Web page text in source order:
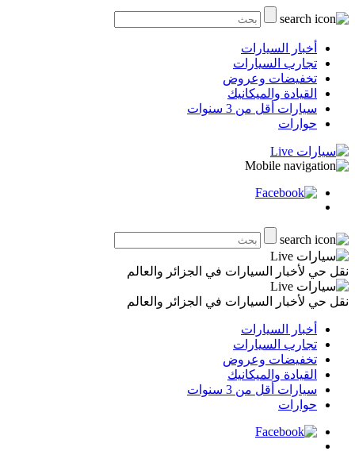
أخبار السيارات
تجارب السيارات
تخفيضات وعروض
القيادة والميكانيك
سيارات أقل من 3 سنوات
حوارات
نقل حي لأخبار السيارات في الجزائر والعالم
نقل حي لأخبار السيارات في الجزائر والعالم
أخبار السيارات
تجارب السيارات
تخفيضات وعروض
القيادة والميكانيك
سيارات أقل من 3 سنوات
حوارات